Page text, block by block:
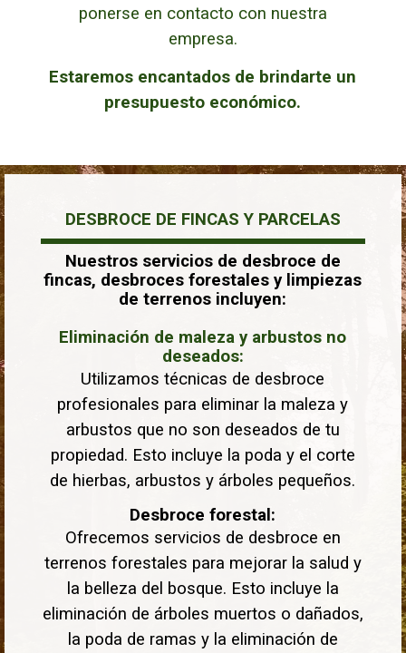
ponerse en contacto con nuestra
empresa.
Estaremos encantados de brindarte un
presupuesto económico.
DESBROCE DE FINCAS Y PARCELAS
Nuestros servicios de desbroce de
fincas, desbroces forestales y limpiezas
de terrenos incluyen:
Eliminación de maleza y arbustos no
deseados:
Utilizamos técnicas de desbroce
profesionales para eliminar la maleza y
arbustos que no son deseados de tu
propiedad. Esto incluye la poda y el corte
de hierbas, arbustos y árboles pequeños.
Desbroce forestal:
Ofrecemos servicios de desbroce en
terrenos forestales para mejorar la salud y
la belleza del bosque. Esto incluye la
eliminación de árboles muertos o dañados,
la poda de ramas y la eliminación de